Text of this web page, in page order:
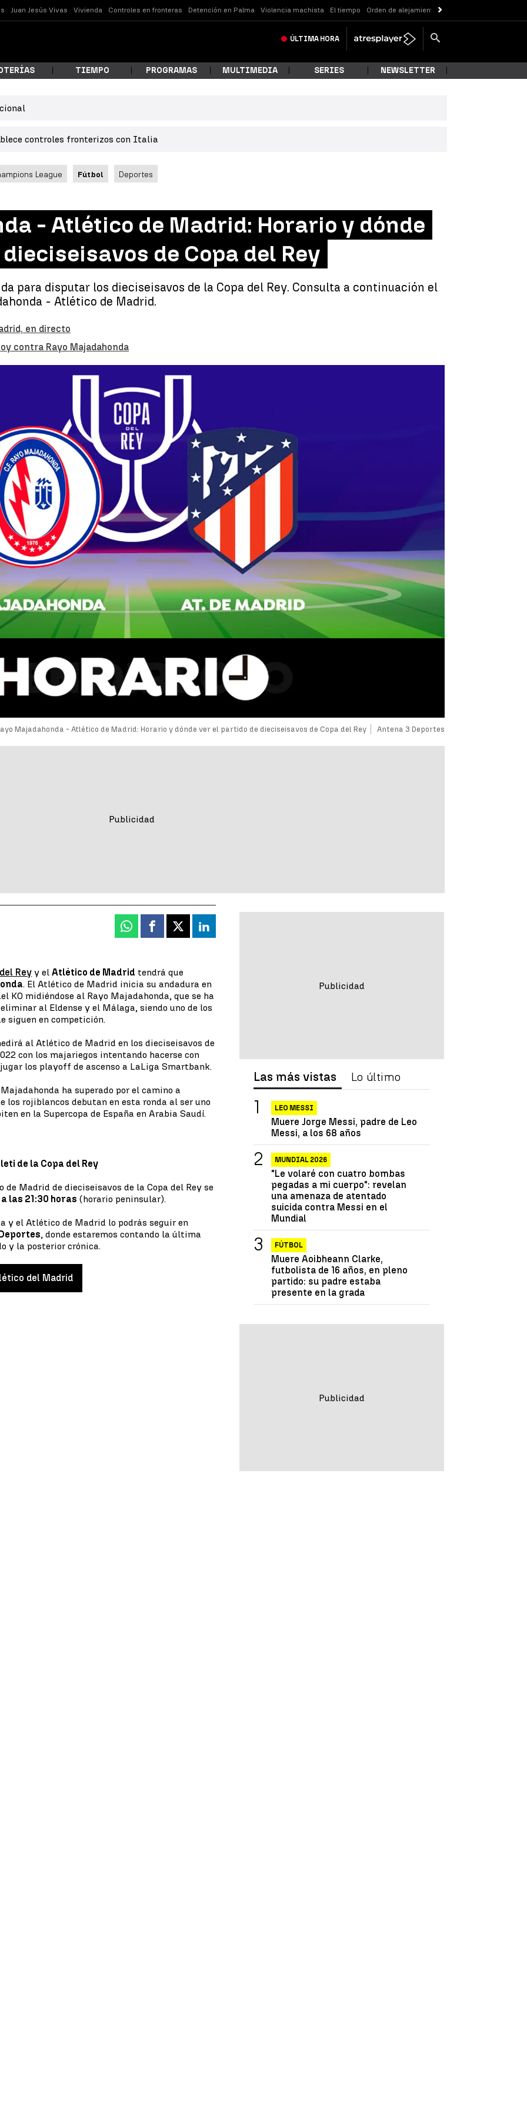
Juan Jesús Vivas Vivienda Controles en fronteras Detención en Palma Violencia machista El tiempo Orden de alejamiento
ÚLTIMA HORA
estás buscando?
TIEMPO PROGRAMAS MULTIMEDIA SERIES NEWSLETTER
controles fronterizos con Italia
League Fútbol Deportes
- Atlético de Madrid: Horario y dónde
de Copa del Rey
para disputar los dieciseisavos de la Copa del Rey. Consulta a continuación el
- Atlético de Madrid.
en directo
contra Rayo Majadahonda
Majadahonda - Atlético de Madrid: Horario y dónde ver el partido de dieciseisavos de Copa del Rey Antena 3 Deportes
Whatsapp
Facebook
X Linkedin
Rey y elAtlético de Madrid tendrá que
. El Atlético de Madrid inicia su andadura en
KO midiéndose al Rayo Majadahonda, que se ha
al Eldense y el Málaga, siendo uno de los
siguen en competición.
al Atlético de Madrid en los dieciseisavos de
con los majariegos intentando hacerse con
los playoff de ascenso a LaLiga Smartbank.
ha superado por el camino a
los rojiblancos debutan en esta ronda al ser uno
en la Supercopa de España en Arabia Saudí.
de la Copa del Rey
Madrid de dieciseisavos de la Copa del Rey se
las 21:30 horas (horario peninsular).
y el Atlético de Madrid lo podrás seguir en
, donde estaremos contando la última
y la posterior crónica.
del Madrid
Las más vistas Lo último
LEO MESSI
Muere Jorge Messi, padre de Leo
Messi, a los 68 años
MUNDIAL 2026
"Le volaré con cuatro bombas
pegadas a mi cuerpo": revelan
una amenaza de atentado
suicida contra Messi en el
Mundial
FÚTBOL
Muere Aoibheann Clarke,
futbolista de 16 años, en pleno
partido: su padre estaba
presente en la grada